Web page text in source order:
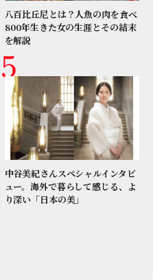
八百比丘尼とは？人魚の肉を食べ
800年生きた女の生涯とその結末
を解説
中谷美紀さんスペシャルインタビ
ュー。海外で暮らして感じる、よ
り深い「日本の美」